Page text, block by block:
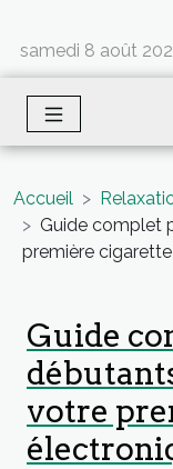
samedi 8 août
Accueil
Guide complet
première
Guide
votre